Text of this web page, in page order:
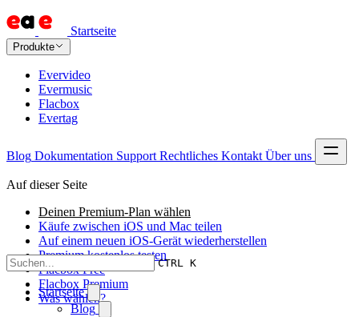
Startseite
Produkte
Evervideo
Evermusic
Flacbox
Evertag
Blog Dokumentation Support Rechtliches Kontakt Über uns
CTRL K
Startseite
Blog
Auf dieser Seite
Deinen Premium-Plan wählen
Käufe zwischen iOS und Mac teilen
Auf einem neuen iOS-Gerät wiederherstellen
Premium kostenlos testen
Flacbox Free
Flacbox Premium
Was wählen?